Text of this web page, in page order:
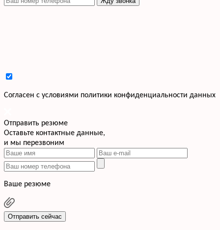
Cогласен с условиями политики конфиденциальности данных
Отправить резюме
Оставьте контактные данные,
и мы перезвоним
Ваше резюме
Отправить сейчас